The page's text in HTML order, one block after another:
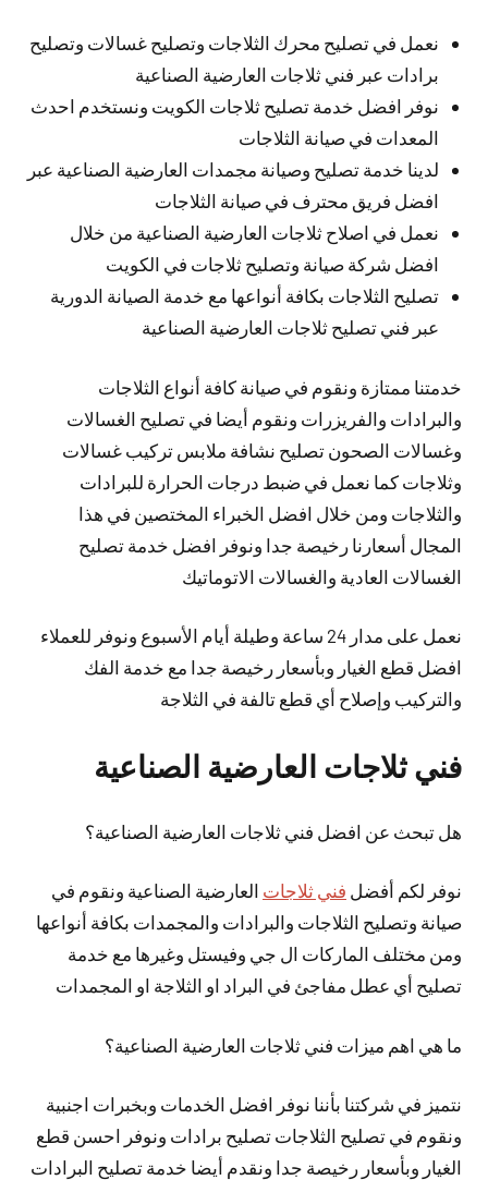
نعمل في تصليح محرك الثلاجات وتصليح غسالات وتصليح
برادات عبر فني ثلاجات العارضية الصناعية
نوفر افضل خدمة تصليح ثلاجات الكويت ونستخدم احدث
المعدات في صيانة الثلاجات
لدينا خدمة تصليح وصيانة مجمدات العارضية الصناعية عبر
افضل فريق محترف في صيانة الثلاجات
نعمل في اصلاح ثلاجات العارضية الصناعية من خلال
افضل شركة صيانة وتصليح ثلاجات في الكويت
تصليح الثلاجات بكافة أنواعها مع خدمة الصيانة الدورية
عبر فني تصليح ثلاجات العارضية الصناعية
خدمتنا ممتازة ونقوم في صيانة كافة أنواع الثلاجات
والبرادات والفريزرات ونقوم أيضا في تصليح الغسالات
وغسالات الصحون تصليح نشافة ملابس تركيب غسالات
وثلاجات كما نعمل في ضبط درجات الحرارة للبرادات
والثلاجات ومن خلال افضل الخبراء المختصين في هذا
المجال أسعارنا رخيصة جدا ونوفر افضل خدمة تصليح
الغسالات العادية والغسالات الاتوماتيك
نعمل على مدار 24 ساعة وطيلة أيام الأسبوع ونوفر للعملاء
افضل قطع الغيار وبأسعار رخيصة جدا مع خدمة الفك
والتركيب وإصلاح أي قطع تالفة في الثلاجة
فني ثلاجات العارضية الصناعية
هل تبحث عن افضل فني ثلاجات العارضية الصناعية؟
نوفر لكم أفضل فني ثلاجات العارضية الصناعية ونقوم في
صيانة وتصليح الثلاجات والبرادات والمجمدات بكافة أنواعها
ومن مختلف الماركات ال جي وفيستل وغيرها مع خدمة
تصليح أي عطل مفاجئ في البراد او الثلاجة او المجمدات
ما هي اهم ميزات فني ثلاجات العارضية الصناعية؟
نتميز في شركتنا بأننا نوفر افضل الخدمات وبخبرات اجنبية
ونقوم في تصليح الثلاجات تصليح برادات ونوفر احسن قطع
الغيار وبأسعار رخيصة جدا ونقدم أيضا خدمة تصليح البرادات